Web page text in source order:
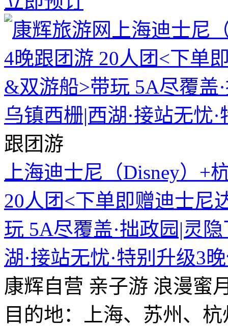
跟团游
上海迪士尼（Disney）+
20人团<下单即赠迪士尼
玩 5A尽覆盖·拙政园|灵
湖·接站无忧·特别升级3
康辉自营 亲子游 浪漫蜜
目的地：上海、苏州、